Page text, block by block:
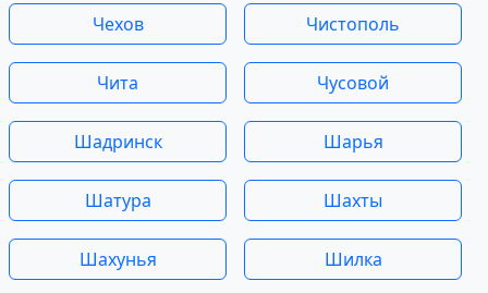
Чехов Чистополь
Чита Чусовой
Шадринск Шарья
Шатура Шахты
Шахунья Шилка